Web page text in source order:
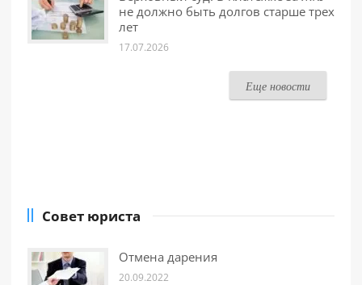
не должно быть долгов старше трех
лет
17.07.2026
Еще новости
Совет юриста
Отмена дарения
20.09.2022